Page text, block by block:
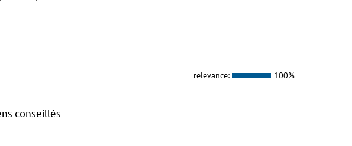
relevance: 100%
conseillés